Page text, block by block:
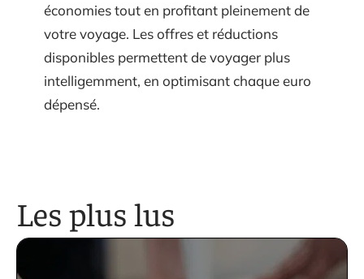
économies tout en profitant pleinement de
votre voyage. Les offres et réductions
disponibles permettent de voyager plus
intelligemment, en optimisant chaque euro
dépensé.
Les plus lus